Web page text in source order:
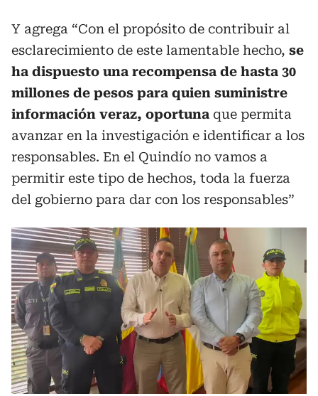
Y agrega “Con el propósito de contribuir al
esclarecimiento de este lamentable hecho, se
ha dispuesto una recompensa de hasta 30
millones de pesos para quien suministre
información veraz, oportuna que permita
avanzar en la investigación e identificar a los
responsables. En el Quindío no vamos a
permitir este tipo de hechos, toda la fuerza
del gobierno para dar con los responsables”